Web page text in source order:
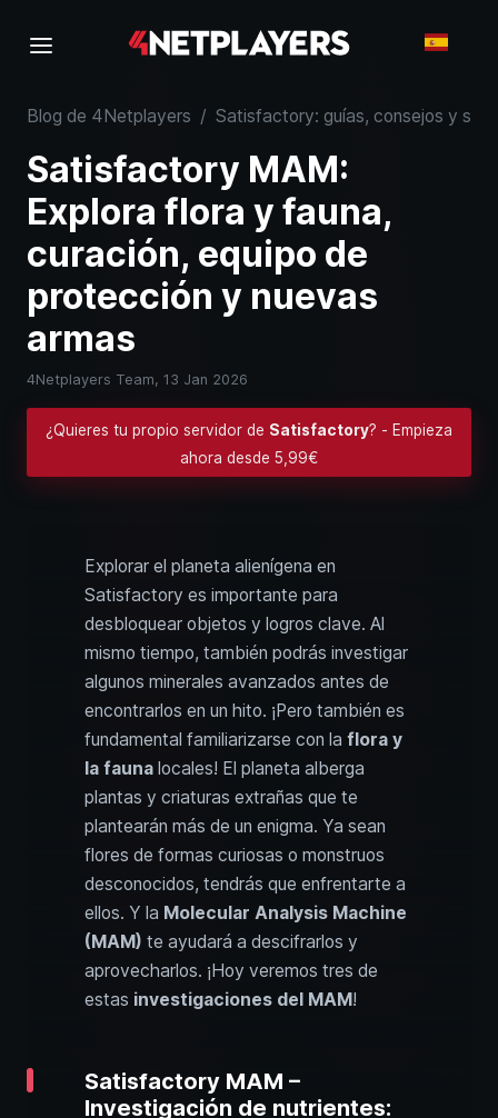
Blog de 4Netplayers / Satisfactory: guías, consejos y
Satisfactory MAM:
Explora flora y fauna,
curación, equipo de
protección y nuevas
armas
4Netplayers Team, 13 Jan 2026
¿Quieres tu propio servidor de Satisfactory? - Empieza
ahora desde 5,99€
Explorar el planeta alienígena en
Satisfactory es importante para
desbloquear objetos y logros clave. Al
mismo tiempo, también podrás investigar
algunos minerales avanzados antes de
encontrarlos en un hito. ¡Pero también es
fundamental familiarizarse con la flora y
la fauna locales! El planeta alberga
plantas y criaturas extrañas que te
plantearán más de un enigma. Ya sean
flores de formas curiosas o monstruos
desconocidos, tendrás que enfrentarte a
ellos. Y la Molecular Analysis Machine
(MAM) te ayudará a descifrarlos y
aprovecharlos. ¡Hoy veremos tres de
estas investigaciones del MAM !
Satisfactory MAM –
Investigación de nutrientes: